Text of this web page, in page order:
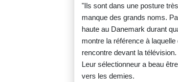
"Ils sont dans une posture
manque des grands noms.
haute au Danemark durant
montre la référence à
rencontre devant la télévision.
Leur sélectionneur a beau
vers les demies.